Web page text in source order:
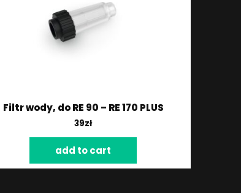
Filtr wody, do RE 90 – RE 170 PLUS
39zł
add to cart